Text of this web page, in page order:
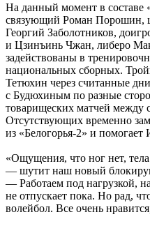
На данный момент в составе
связующий Роман Порошин,
Георгий Заболотников,
и Цзинъинь Чжан, либеро
задействованы в
национальных сборных.
Тетюхин через считанные
с Будюхиным по разные
товарищеских матчей между
Отсутствующих временно
из «Белогорья-2» и
«Ощущения, что ног нет,
— шутит наш новый
— Работаем под нагрузкой,
не отпускает пока. Но рад,
волейбол. Все очень